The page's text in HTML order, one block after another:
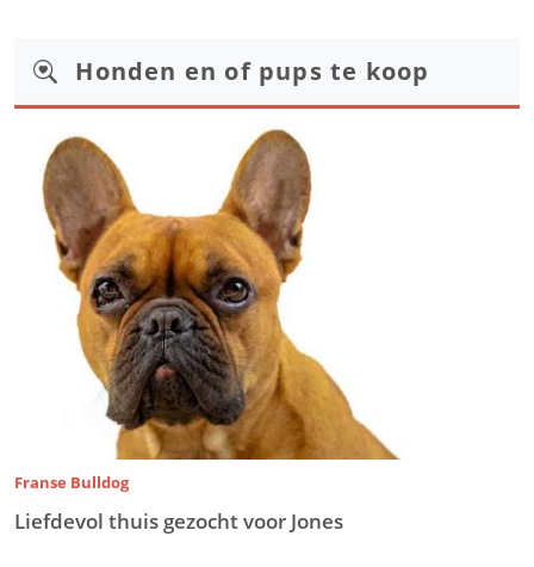
Honden en of pups te koop
Franse Bulldog
Liefdevol thuis gezocht voor Jones